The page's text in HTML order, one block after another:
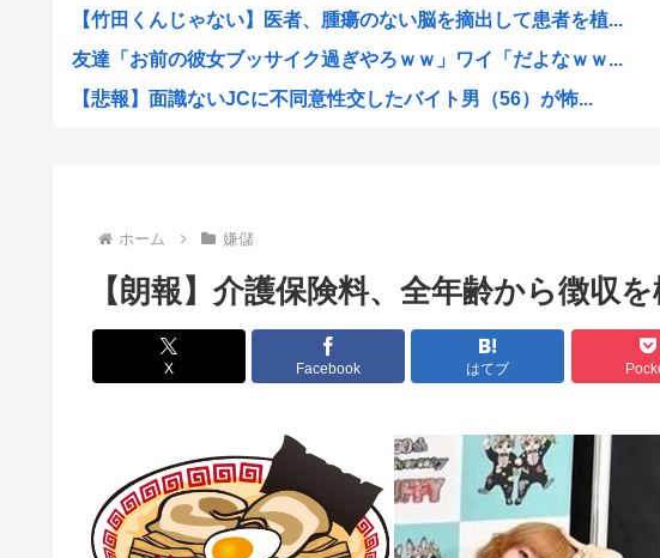
【竹田くんじゃない】医者、腫瘍のない脳を摘出して患者を植...
友達「お前の彼女ブッサイク過ぎやろｗｗ」ワイ「だよなｗｗ...
【悲報】面識ないJCに不同意性交したバイト男（56）が怖...
ショートスリーパー掘、いよいよもう本当に追い詰められる
「小泉やめろ！」→市民らが横浜駅前で大絶叫www
【悲報】ニューバランスはダサい！onは時代遅れ！サロモン...
【悲報】スーパーの裏でヤニ吸う2人とかいうヤバすぎるアニ...
東京に住むメリット、よく考えると何もない
【画像】大谷真美子のJK時代、ガチで大変なことになるww...
ホーム 嫌儲
【朗報】介護保険料、全年齢から徴収
X Facebook はてブ